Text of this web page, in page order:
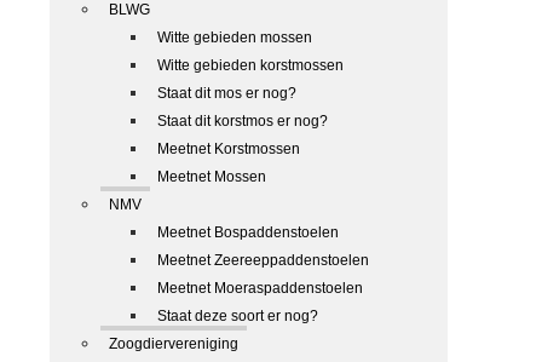
BLWG
Witte gebieden mossen
Witte gebieden korstmossen
Staat dit mos er nog?
Staat dit korstmos er nog?
Meetnet Korstmossen
Meetnet Mossen
NMV
Meetnet Bospaddenstoelen
Meetnet Zeereeppaddenstoelen
Meetnet Moeraspaddenstoelen
Staat deze soort er nog?
Zoogdiervereniging